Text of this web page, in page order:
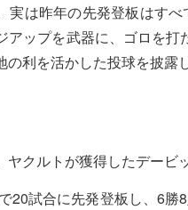
実は昨年の先発登板はす
アップを武器に、ゴロを
利を活かした投球を披露し
クルトが獲得したデービ
20試合に先発登板し、6